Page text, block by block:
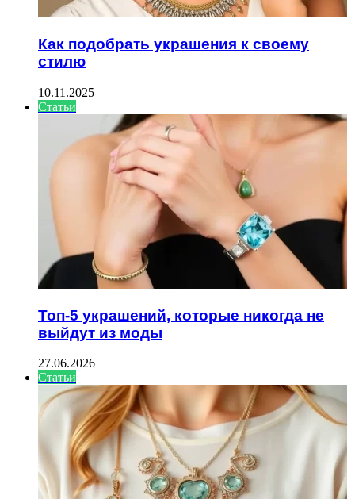
Как подобрать украшения к своему
стилю
10.11.2025
Статьи
Топ-5 украшений, которые никогда не
выйдут из моды
27.06.2026
Статьи